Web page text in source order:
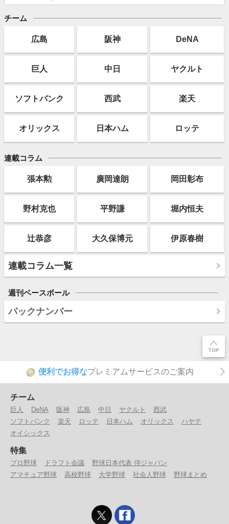
チーム
広島 阪神 DeNA
巨人 中日 ヤクルト
ソフトバンク 西武 楽天
オリックス 日本ハム ロッテ
連載コラム
張本勲 廣岡達朗 岡田彰布
野村克也 平野謙 堀内恒夫
辻恭彦 大久保博元 伊原春樹
連載コラム一覧
週刊ベースボール
バックナンバー
P 便利でお得なプレミアムサービスのご案内
チーム
巨人 DeNA 阪神 広島 中日 ヤクルト
西武
ソフトバンク
楽天 ロッテ 日本ハム オリックス
ハヤテ
オイシックス
特集
プロ野球 ドラフト会議
野球日本代表 侍ジャパン
アマチュア野球
高校野球 大学野球 社会人野球 野球まとめ